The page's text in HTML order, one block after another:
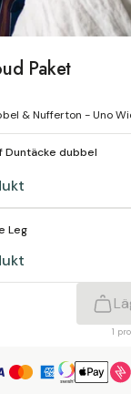
Paket
& Nufferton - Uno
Duntäcke dubbel
Leg
1